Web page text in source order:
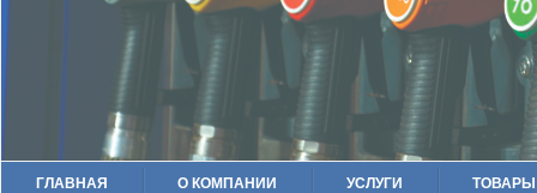
ГЛАВНАЯ О КОМПАНИИ УСЛУГИ ТОВАРЫ